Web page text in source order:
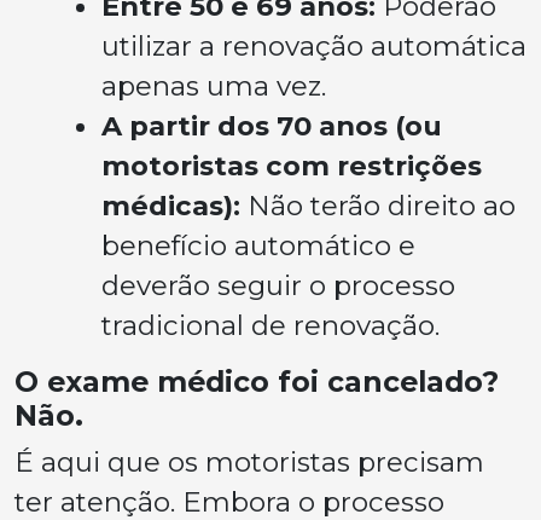
utilizar a renovação automática
apenas uma vez.
A partir dos 70 anos (ou
motoristas com restrições
médicas): Não terão direito ao
benefício automático e
deverão seguir o processo
tradicional de renovação.
O exame médico foi cancelado?
Não.
É aqui que os motoristas precisam
ter atenção. Embora o processo